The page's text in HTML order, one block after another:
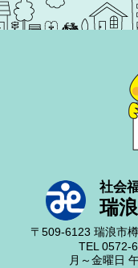
社会
瑞
〒509-6123 瑞浪市
TEL 0572-
月～金曜日